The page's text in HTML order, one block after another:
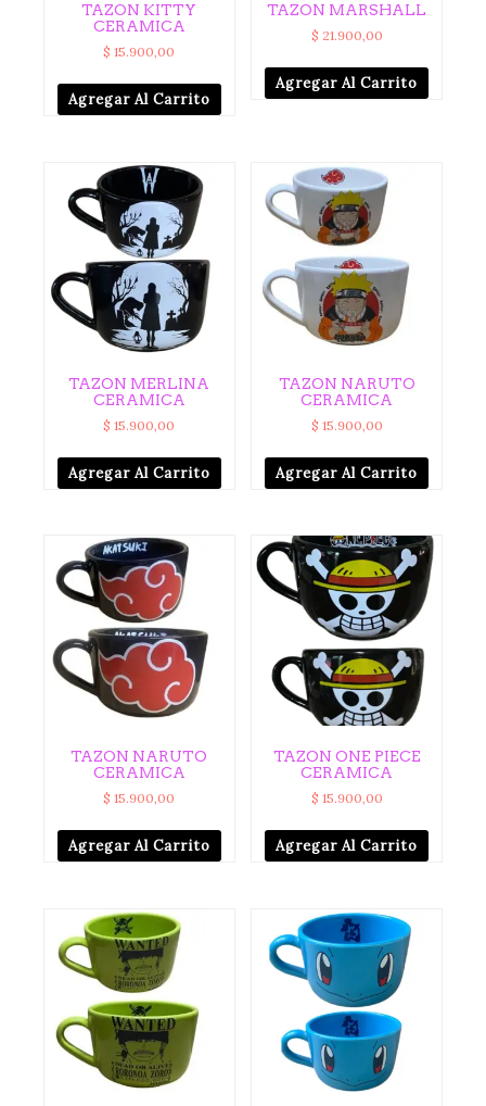
TAZON KITTY
CERAMICA
$ 15.900,00
Agregar Al Carrito
TAZON MARSHALL
$ 21.900,00
Agregar Al Carrito
TAZON MERLINA
CERAMICA
$ 15.900,00
Agregar Al Carrito
TAZON NARUTO
CERAMICA
$ 15.900,00
Agregar Al Carrito
TAZON NARUTO
CERAMICA
$ 15.900,00
Agregar Al Carrito
TAZON ONE PIECE
CERAMICA
$ 15.900,00
Agregar Al Carrito